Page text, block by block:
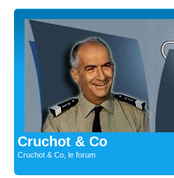
Cruchot & Co
Cruchot & Co, le forum